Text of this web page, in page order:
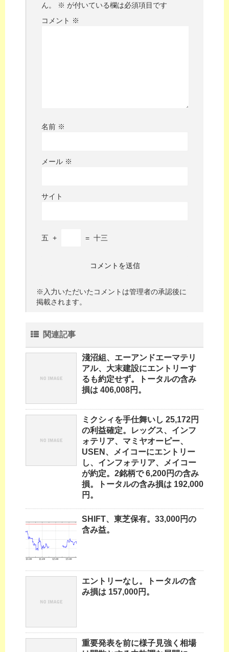
ん。
※ が付いている欄は必須項目です
コメント ※
名前 ※
メール ※
サイト
五 + = 十三
※入力いただいたコメントは管理者の承認後に
掲載されます。
関連記事
淺沼組、エーアンドエーマテリ
アル、大末建設にエントリーす
るも約定せず。トータルの含み
損は 406,008円。
ミクシィを手仕舞いし 25,172円
の利益確定。レッグス、インフ
ォテリア、マミヤオーピー、
USEN、メイコーにエントリー
し、インフォテリア、メイコー
が約定。2銘柄で 6,200円の含み
損。トータルの含み損は 192,000
円。
SHIFT、東芝保有。33,000円の
含み益。
エントリーなし。トータルの含
み損は 157,000円。
重要発表を前に様子見強く相場